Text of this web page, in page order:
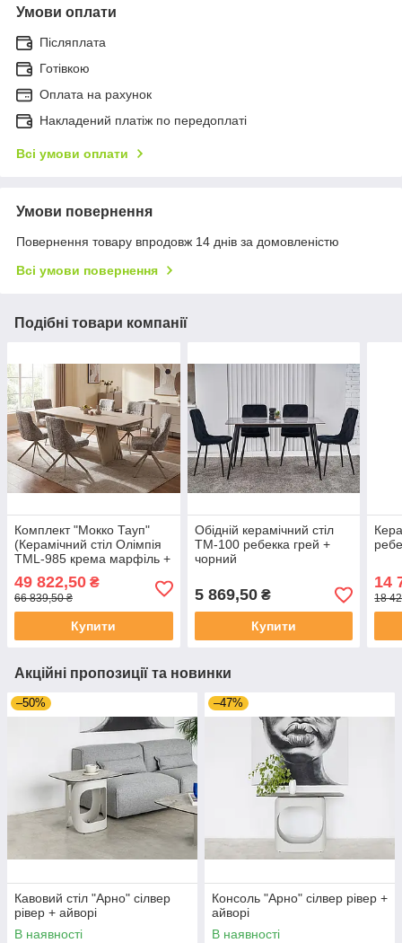
Умови оплати
Післяплата
Готівкою
Оплата на рахунок
Накладений платіж по передоплаті
Всі умови оплати
Умови повернення
Повернення товару впродовж 14 днів за домовленістю
Всі умови повернення
Подібні товари компанії
Комплект "Мокко Тауп"
(Керамічний стіл Олімпія
TML-985 крема марфіль +
Стільці R-168 перлинний
тауп 6 шт)
49 822,50 ₴
66 839,50 ₴
Купити
Обідній керамічний стіл
TM-100 ребекка грей +
чорний
5 869,50₴
Купити
14
18
Акційні пропозиції та новинки
–50%
Кавовий стіл "Арно" сілвер
рівер + айворі
В наявності
–47%
Консоль "Арно" сілвер рівер +
айворі
В наявності